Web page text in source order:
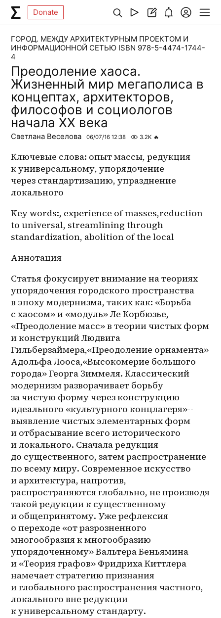
Donate
ГОРОД. МЕЖДУ АРХИТЕКТУРНЫМ ПРОЕКТОМ И
ИНФОРМАЦИОННОЙ СЕТЬЮ ISBN 978-5-4474-1744-
4
Преодоление хаоса.
Жизненный мир мегаполиса в
концептах, архитекторов,
философов и социологов
начала XX века
Светлана Веселова 06/07/16 12:38 3.2K 🔥
Ключевые слова: опыт массы, редукция
к универсальному, упорядочение
через стандартизацию, упразднение
локального
Key words:, experience of masses,reduction
to universal, streamlining through
standardization, abolition of the local
Аннотация
Статья фокусирует внимание на теориях
упорядочения городского пространства
в эпоху модернизма, таких как: «Борьба
с хаосом» и «модуль» Ле Корбюзье,
«Преодоление масс» в теории чистых форм
и конструкций Людвига
Гильберзаймера,«Преодоление орнамента»
Адольфа Лооса,«Высокомерие большого
города» Георга Зиммеля. Классический
модернизм разворачивает борьбу
за чистую форму через конструкцию
идеального «культурного концлагеря»--
выявление чистых элементарных форм
и отбрасывание всего исторического
и локального. Сначала редукция
до существенного, затем распространение
по всему миру. Современное искусство
и архитектура, напротив,
распространяются глобально, не производя
такой редукции к существенному
и общепринятому. Уже рефлексия
о переходе «от разрозненного
многообразия к многообразию
упорядоченному» Вальтера Беньямина
и «Теория графов» Фридриха Киттлера
намечает стратегию признания
и глобального распространения частного,
локального вне редукции
к универсальному стандарту.